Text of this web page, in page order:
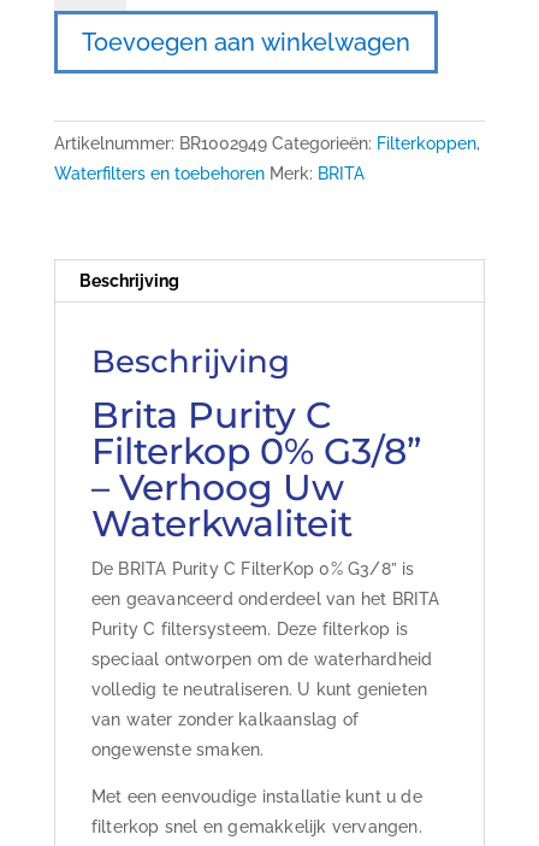
C
Filterkop
0%
aantal
Toevoegen aan winkelwagen
Artikelnummer: BR1002949 Categorieën: Filterkoppen,
Waterfilters en toebehoren Merk: BRITA
Beschrijving
Beschrijving
Brita Purity C
Filterkop 0% G3/8”
– Verhoog Uw
Waterkwaliteit
De BRITA Purity C FilterKop 0% G3/8” is
een geavanceerd onderdeel van het BRITA
Purity C filtersysteem. Deze filterkop is
speciaal ontworpen om de waterhardheid
volledig te neutraliseren. U kunt genieten
van water zonder kalkaanslag of
ongewenste smaken.
Met een eenvoudige installatie kunt u de
filterkop snel en gemakkelijk vervangen.